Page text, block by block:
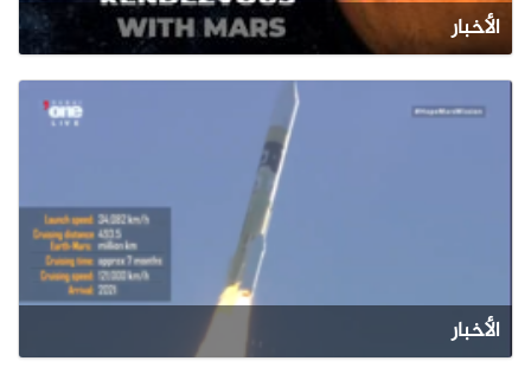
الأخبار
الأخبار